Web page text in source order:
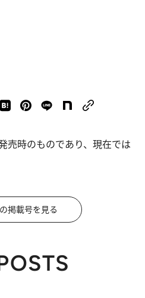
売時のものであり、現在では
掲載号を見る